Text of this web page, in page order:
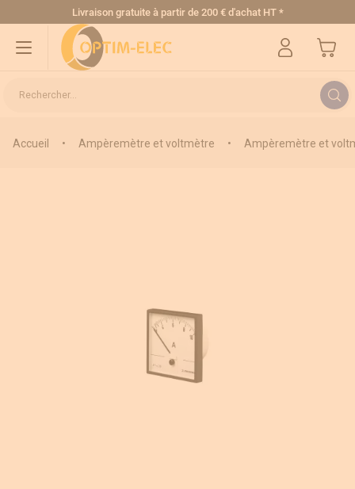
Allez au contenuLivraison gratuite à partir de 200 € d'achat HT *
Mon
Rechercher...
Accueil • Ampèremètre et voltmètre • Ampèremètre et